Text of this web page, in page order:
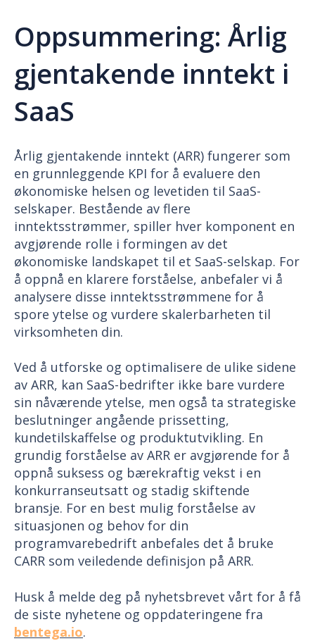
Oppsummering: Årlig
gjentakende inntekt i
SaaS
Årlig gjentakende inntekt (ARR) fungerer som
en grunnleggende KPI for å evaluere den
økonomiske helsen og levetiden til SaaS-
selskaper. Bestående av flere
inntektsstrømmer, spiller hver komponent en
avgjørende rolle i formingen av det
økonomiske landskapet til et SaaS-selskap. For
å oppnå en klarere forståelse, anbefaler vi å
analysere disse inntektsstrømmene for å
spore ytelse og vurdere skalerbarheten til
virksomheten din.
Ved å utforske og optimalisere de ulike sidene
av ARR, kan SaaS-bedrifter ikke bare vurdere
sin nåværende ytelse, men også ta strategiske
beslutninger angående prissetting,
kundetilskaffelse og produktutvikling. En
grundig forståelse av ARR er avgjørende for å
oppnå suksess og bærekraftig vekst i en
konkurranseutsatt og stadig skiftende
bransje. For en best mulig forståelse av
situasjonen og behov for din
programvarebedrift anbefales det å bruke
CARR som veiledende definisjon på ARR.
Husk å melde deg på nyhetsbrevet vårt for å få
de siste nyhetene og oppdateringene fra
bentega.io.